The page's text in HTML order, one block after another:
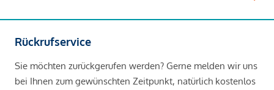
Rückrufservice
Sie möchten zurückgerufen werden? Gerne melden wir uns
bei Ihnen zum gewünschten Zeitpunkt, natürlich kostenlos